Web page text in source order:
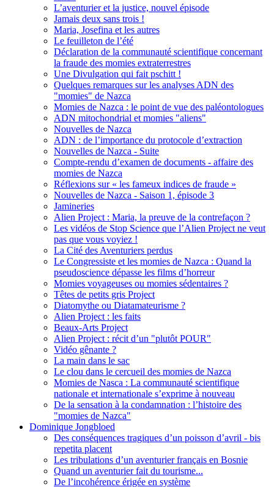
L’aventurier et la justice, nouvel épisode
Jamais deux sans trois !
Maria, Josefina et les autres
Le feuilleton de l’été
Déclaration de la communauté scientifique concernant
la fraude des momies extraterrestres
Une Divulgation qui fait pschitt !
Quelques remarques sur les analyses ADN des
"momies" de Nazca
Momies de Nazca : le point de vue des paléontologues
ADN mitochondrial et momies "aliens"
Nouvelles de Nazca
ADN : de l’importance du protocole d’extraction
Nouvelles de Nazca - Suite
Compte-rendu d’examen de documents - affaire des
momies de Nazca
Réflexions sur « les fameux indices de fraude »
Nouvelles de Nazca - Saison 1, épisode 3
Jamineries
Alien Project : Maria, la preuve de la contrefaçon ?
Les vidéos de Stop Science que l’Alien Project ne veut
pas que vous voyiez !
La Cité des Aventuriers perdus
Le Congressiste et les momies de Nazca : Quand la
pseudoscience dépasse les films d’horreur
Momies voyageuses ou momies sédentaires ?
Têtes de petits gris Project
Diatomythe ou Diatamateurisme ?
Alien Project : les faits
Beaux-Arts Project
Alien Project : récit d’un "plutôt POUR"
Vidéo gênante ?
La main dans le sac
Le clou dans le cercueil des momies de Nazca
Momies de Nasca : La communauté scientifique
nationale et internationale s’exprime à nouveau
De la sensation à la condamnation : l’histoire des
"momies de Nazca"
Dominique Jongbloed
Des conséquences tragiques d’un poisson d’avril - bis
repetita placent
Les tribulations d’un aventurier français en Bosnie
Quand un aventurier fait du tourisme...
De l’incohérence érigée en système